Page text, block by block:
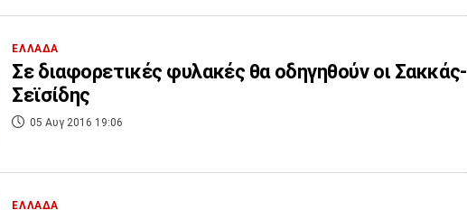
ΕΛΛΑΔΑ
Σε διαφορετικές φυλακές θα οδηγηθούν οι Σακκάς-
Σεϊσίδης
05 Αυγ 2016 19:06
ΕΛΛΑΔΑ